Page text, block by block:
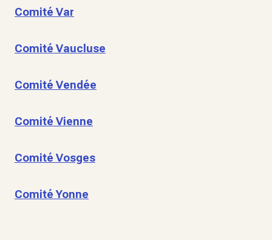
Comité Var
Comité Vaucluse
Comité Vendée
Comité Vienne
Comité Vosges
Comité Yonne